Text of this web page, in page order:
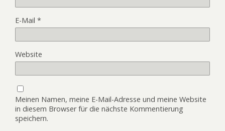
E-Mail *
Website
Meinen Namen, meine E-Mail-Adresse und meine Website
in diesem Browser für die nächste Kommentierung
speichern.